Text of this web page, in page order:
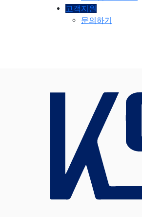
고객지원
문의하기